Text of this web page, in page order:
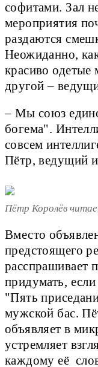
софитами. Зал
мероприятия
раздаются
Неожиданно,
красиво
другой –
– Мы союз
богема".
совсем
Пётр, ведущий
Пётр Королёв
Вместо
предстоящего
расспрашивает
придумать,
"Пять
мужской бас.
объявляет в
устремляет
каждому её